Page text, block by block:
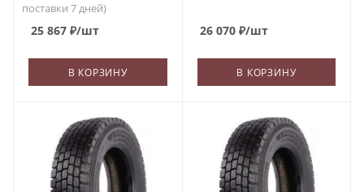
поставки 7 дней)
25 867 ₽/шт
В КОРЗИНУ
26 070₽/шт
В КОРЗИНУ